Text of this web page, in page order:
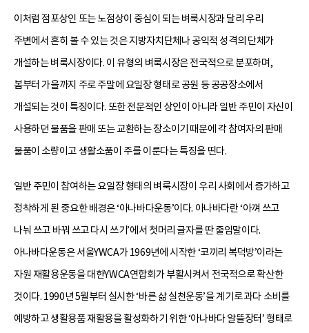
이처럼 점포상인 또는 노점상이 중심이 되는 벼룩시장과 달리 우리
주변에서 흔히 볼 수 있는 것은 지방자치단체나 공익적 성격의 단체가
개설하는 벼룩시장이다. 이 유형의 벼룩시장은 전국적으로 분포하며,
봄부터 가을까지 주로 주말에 요일장 형태로 공원 등 공공장소에서
개설되는 것이 특징이다. 또한 전문적인 상인이 아니라 일반 주민이 자신이
사용하던 물품을 판매 또는 교환하는 장소이기 때문에 각 참여자의 판매
물품이 소량이고 생활소품이 주를 이룬다는 특징을 띤다.
일반 주민이 참여하는 요일장 형태의 벼룩시장이 우리 사회에서 증가하고
정착하게 된 중요한 배경은 ‘아나바다운동’이다. 아나바다란 ‘아껴 쓰고
나눠 쓰고 바꿔 쓰고 다시 쓰기’에서 첫머리 글자를 딴 줄임말이다.
아나바다운동은 서울YWCA가 1969년에 시작한 ‘코끼리 복덕방’이라는
자원 재활용운동을 대한YWCA연합회가 부활시켜서 전국적으로 확산한
것이다. 1990년 5월부터 실시한 ‘바른 삶 실천운동’을 계기로 과다 소비를
예방하고 생활용품 재활용을 활성화하기 위한 ‘아나바다 알뜰장터’ 형태로